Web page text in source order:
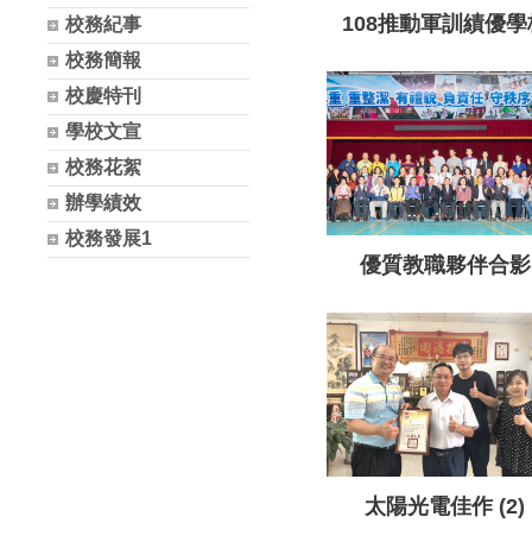
校務紀事
校務簡報
校慶特刊
學校文宣
校務花絮
辦學績效
校務發展1
108推動軍訓績優學
優質教職夥伴合影
太陽光電佳作 (2)